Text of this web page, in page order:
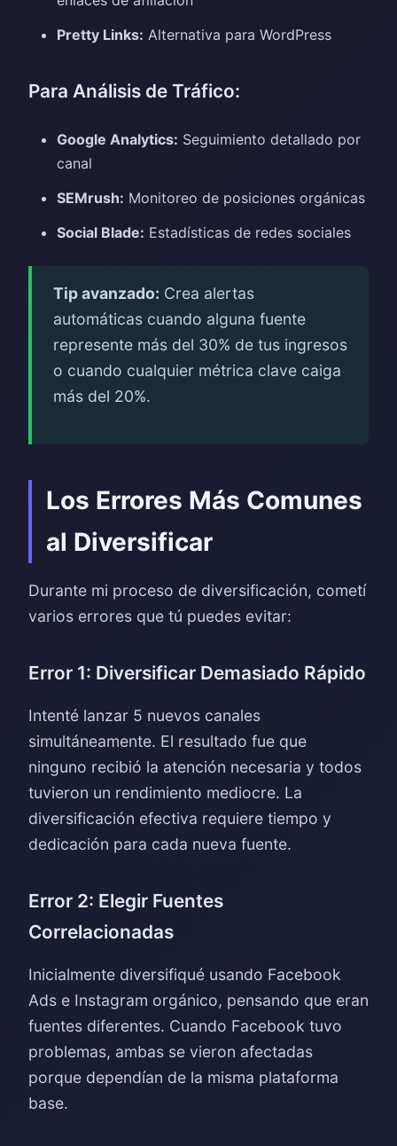
Pretty Links: Alternativa para WordPress
Para Análisis de Tráfico:
Google Analytics: Seguimiento detallado por
canal
SEMrush: Monitoreo de posiciones orgánicas
Social Blade: Estadísticas de redes sociales
Tip avanzado: Crea alertas
automáticas cuando alguna fuente
represente más del 30% de tus ingresos
o cuando cualquier métrica clave caiga
más del 20%.
Los Errores Más Comunes
al Diversificar
Durante mi proceso de diversificación, cometí
varios errores que tú puedes evitar:
Error 1: Diversificar Demasiado Rápido
Intenté lanzar 5 nuevos canales
simultáneamente. El resultado fue que
ninguno recibió la atención necesaria y todos
tuvieron un rendimiento mediocre. La
diversificación efectiva requiere tiempo y
dedicación para cada nueva fuente.
Error 2: Elegir Fuentes
Correlacionadas
Inicialmente diversifiqué usando Facebook
Ads e Instagram orgánico, pensando que eran
fuentes diferentes. Cuando Facebook tuvo
problemas, ambas se vieron afectadas
porque dependían de la misma plataforma
base.